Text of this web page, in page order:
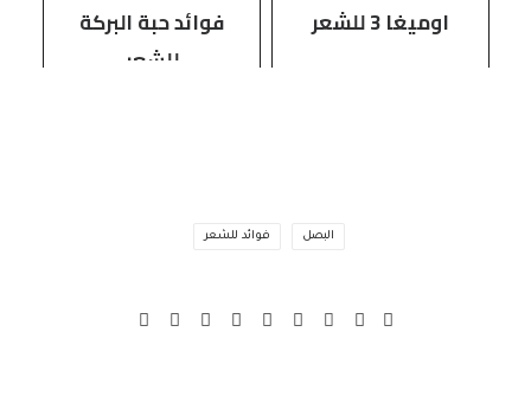
اوميغا 3 للشعر
فوائد حبة البركة
للشعر
البصل فوائد للشعر